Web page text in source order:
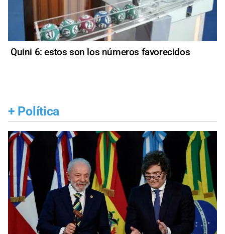
Quini 6: estos son los números favorecidos
+ Política